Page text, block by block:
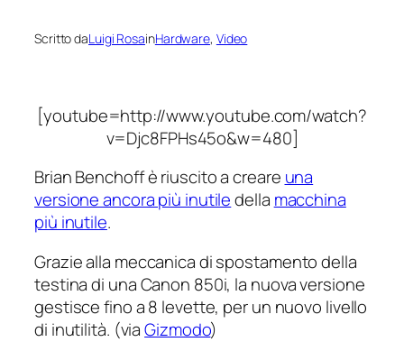
Scritto daLuigi RosainHardware, Video
[youtube=http://www.youtube.com/watch?
v=Djc8FPHs45o&w=480]
Brian Benchoff è riuscito a creare una
versione ancora più inutiledella macchina
più inutile.
Grazie alla meccanica di spostamento della
testina di una Canon 850i, la nuova versione
gestisce fino a 8 levette, per un nuovo livello
di inutilità. (viaGizmodo)